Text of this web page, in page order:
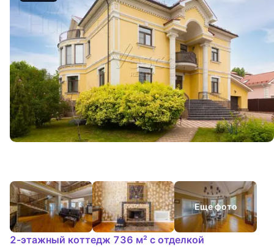
Еще фото
2-этажный коттедж 736 м² с отделкой